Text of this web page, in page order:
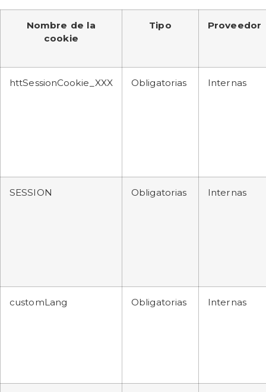
Nombre de la
cookie
Tipo Proveedor
httSessionCookie_XXX Obligatorias Internas
SESSION Obligatorias Internas
customLang Obligatorias Internas